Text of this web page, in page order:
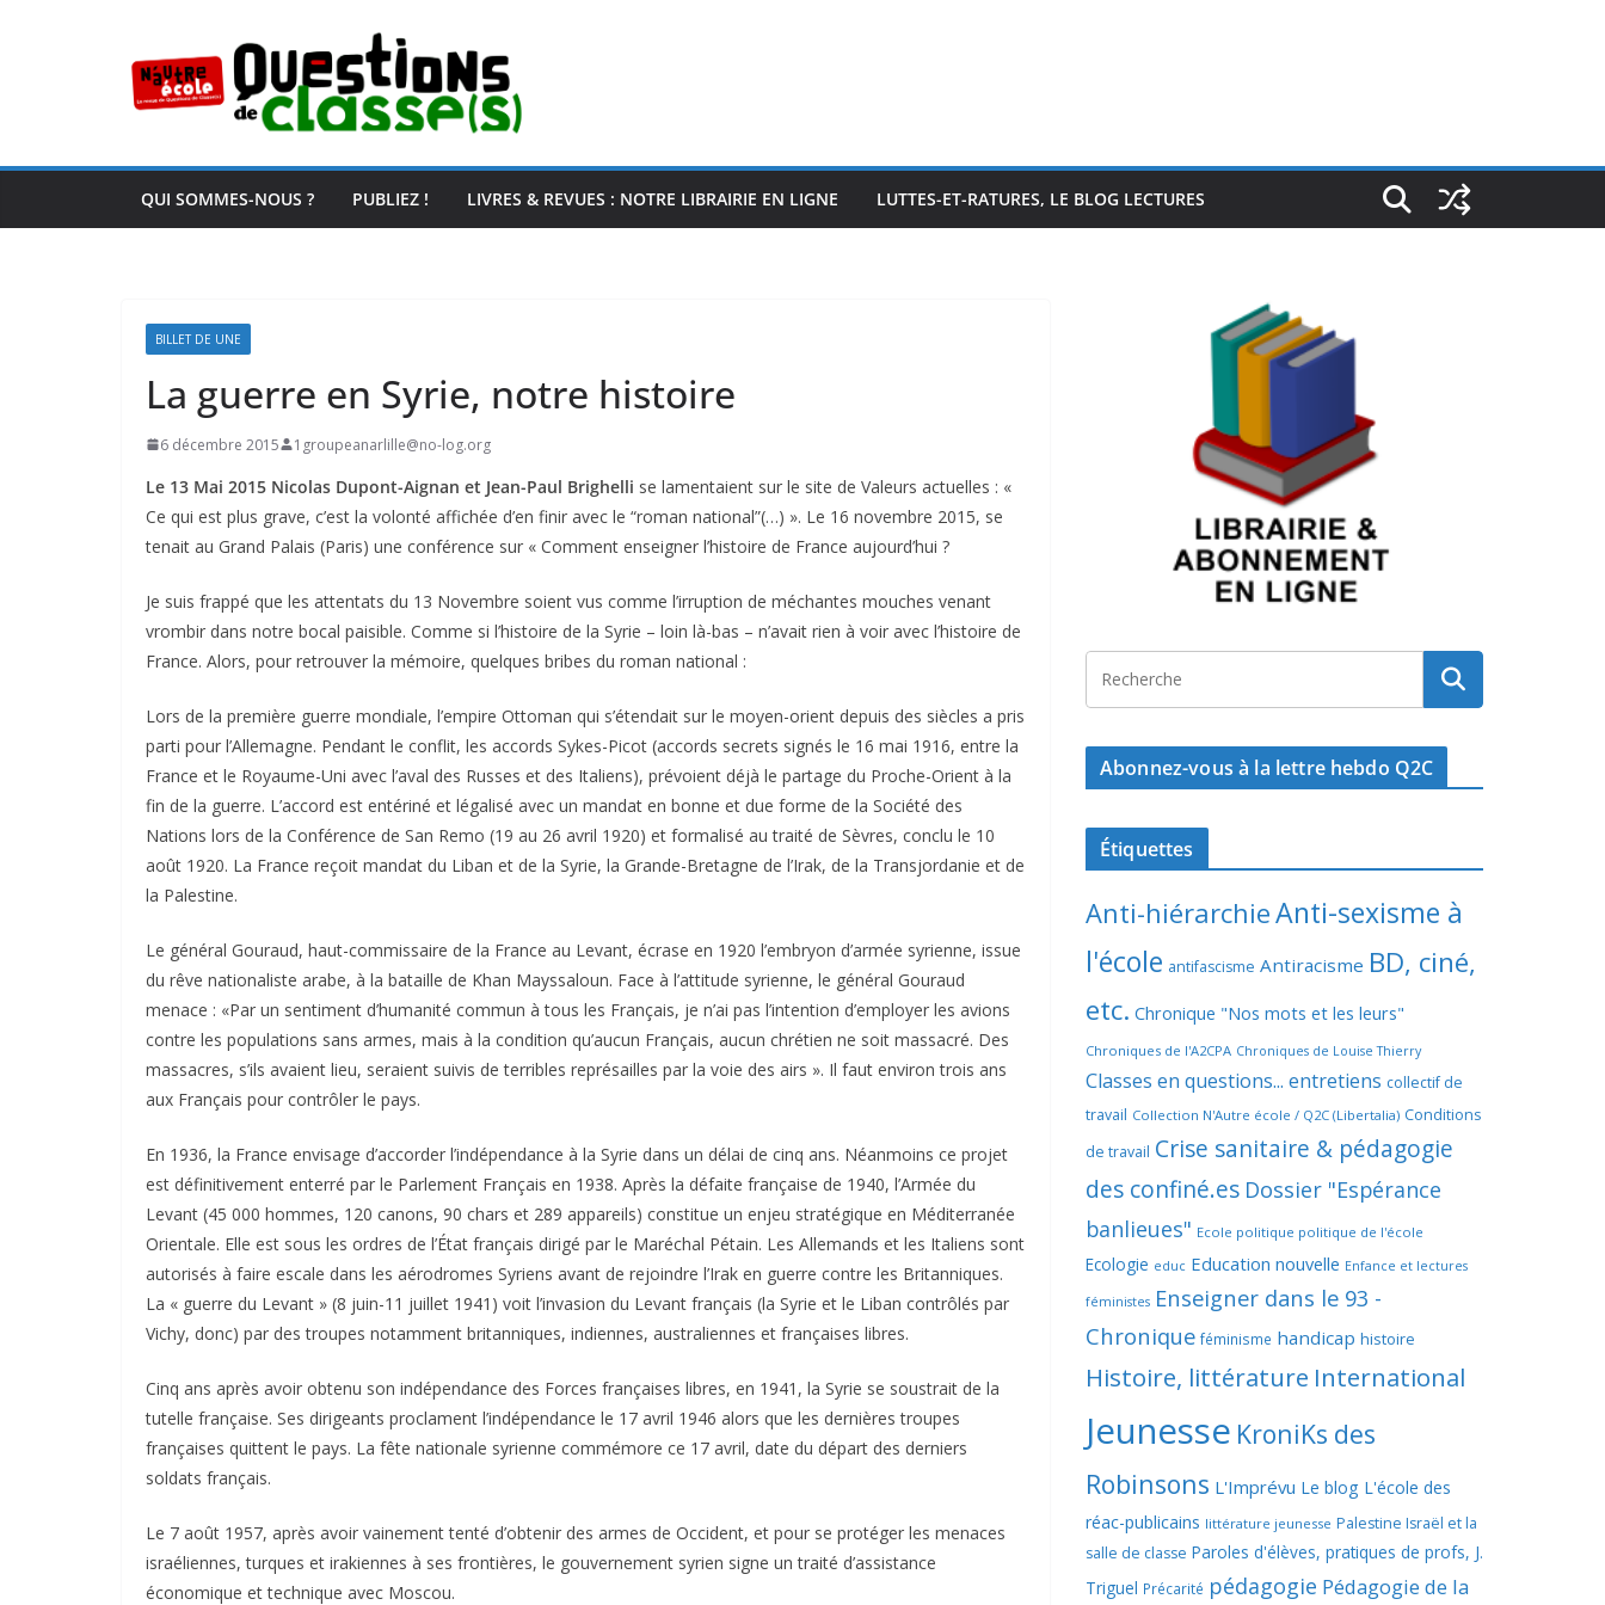
QUI SOMMES-NOUS ? PUBLIEZ ! LIVRES & REVUES : NOTRE LIBRAIRIE EN LIGNE LUTTES-ET-RATURES, LE BLOG LECTURES
BILLET DE UNE
La guerre en Syrie, notre histoire
6 décembre 2015 1groupeanarlille@no-log.org
Le 13 Mai 2015 Nicolas Dupont-Aignan et Jean-Paul Brighelli se lamentaient sur le site de Valeurs actuelles : «
Ce qui est plus grave, c’est la volonté affichée d’en finir avec le “roman national”(…) ». Le 16 novembre 2015, se
tenait au Grand Palais (Paris) une conférence sur « Comment enseigner l’histoire de France aujourd’hui ?
Je suis frappé que les attentats du 13 Novembre soient vus comme l’irruption de méchantes mouches venant
vrombir dans notre bocal paisible. Comme si l’histoire de la Syrie – loin là-bas – n’avait rien à voir avec l’histoire de
France. Alors, pour retrouver la mémoire, quelques bribes du roman national :
Lors de la première guerre mondiale, l’empire Ottoman qui s’étendait sur le moyen-orient depuis des siècles a pris
parti pour l’Allemagne. Pendant le conflit, les accords Sykes-Picot (accords secrets signés le 16 mai 1916, entre la
France et le Royaume-Uni avec l’aval des Russes et des Italiens), prévoient déjà le partage du Proche-Orient à la
fin de la guerre. L’accord est entériné et légalisé avec un mandat en bonne et due forme de la Société des
Nations lors de la Conférence de San Remo (19 au 26 avril 1920) et formalisé au traité de Sèvres, conclu le 10
août 1920. La France reçoit mandat du Liban et de la Syrie, la Grande-Bretagne de l’Irak, de la Transjordanie et de
la Palestine.
Le général Gouraud, haut-commissaire de la France au Levant, écrase en 1920 l’embryon d’armée syrienne, issue
du rêve nationaliste arabe, à la bataille de Khan Mayssaloun. Face à l’attitude syrienne, le général Gouraud
menace : «Par un sentiment d’humanité commun à tous les Français, je n’ai pas l’intention d’employer les avions
contre les populations sans armes, mais à la condition qu’aucun Français, aucun chrétien ne soit massacré. Des
massacres, s’ils avaient lieu, seraient suivis de terribles représailles par la voie des airs ». Il faut environ trois ans
aux Français pour contrôler le pays.
En 1936, la France envisage d’accorder l’indépendance à la Syrie dans un délai de cinq ans. Néanmoins ce projet
est définitivement enterré par le Parlement Français en 1938. Après la défaite française de 1940, l’Armée du
Levant (45 000 hommes, 120 canons, 90 chars et 289 appareils) constitue un enjeu stratégique en Méditerranée
Orientale. Elle est sous les ordres de l’État français dirigé par le Maréchal Pétain. Les Allemands et les Italiens sont
autorisés à faire escale dans les aérodromes Syriens avant de rejoindre l’Irak en guerre contre les Britanniques.
La « guerre du Levant » (8 juin-11 juillet 1941) voit l’invasion du Levant français (la Syrie et le Liban contrôlés par
Vichy, donc) par des troupes notamment britanniques, indiennes, australiennes et françaises libres.
Cinq ans après avoir obtenu son indépendance des Forces françaises libres, en 1941, la Syrie se soustrait de la
tutelle française. Ses dirigeants proclament l’indépendance le 17 avril 1946 alors que les dernières troupes
françaises quittent le pays. La fête nationale syrienne commémore ce 17 avril, date du départ des derniers
soldats français.
Le 7 août 1957, après avoir vainement tenté d’obtenir des armes de Occident, et pour se protéger les menaces
israéliennes, turques et irakiennes à ses frontières, le gouvernement syrien signe un traité d’assistance
économique et technique avec Moscou.
Abonnez-vous à la lettre hebdo Q2C
Étiquettes
Anti-hiérarchieAnti-sexisme à
l'école antifascisme Antiracisme BD, ciné,
etc. Chronique "Nos mots et les leurs"
Chroniques de l'A2CPA Chroniques de Louise Thierry
Classes en questions... entretiens collectif de
travail Collection N'Autre école / Q2C (Libertalia) Conditions
de travail Crise sanitaire & pédagogie
des confiné.es Dossier "Espérance
banlieues" Ecole politique politique de l'école
Ecologie educ Education nouvelle Enfance et lectures
féministes Enseigner dans le 93 -
Chronique féminisme handicap histoire
Histoire, littérature International
Jeunesse KroniKs des
Robinsons L'Imprévu Le blog L'école des
réac-publicains littérature jeunesse Palestine Israël et la
salle de classe Paroles d'élèves, pratiques de profs, J.
Triguel Précarité pédagogie Pédagogie de la